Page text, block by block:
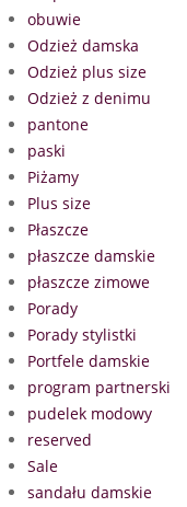
obuwie
Odzież damska
Odzież plus size
Odzież z denimu
pantone
paski
Piżamy
Plus size
Płaszcze
płaszcze damskie
płaszcze zimowe
Porady
Porady stylistki
Portfele damskie
program partnerski
pudelek modowy
reserved
Sale
sandału damskie